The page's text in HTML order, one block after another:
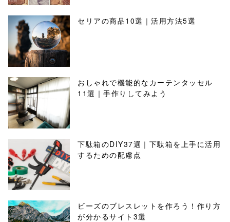
セリアの商品10選｜活用方法5選
おしゃれで機能的なカーテンタッセル
11選｜手作りしてみよう
下駄箱のDIY37選｜下駄箱を上手に活用
するための配慮点
ビーズのブレスレットを作ろう！作り方
が分かるサイト3選